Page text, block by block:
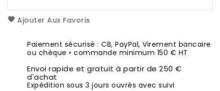
Ajouter Aux Favoris
Paiement sécurisé : CB, PayPal, Virement bancaire
ou chèque • commande minimum 150 € HT
Envoi rapide et gratuit à partir de 250 €
d'achat
Expédition sous 3 jours ouvrés avec suivi